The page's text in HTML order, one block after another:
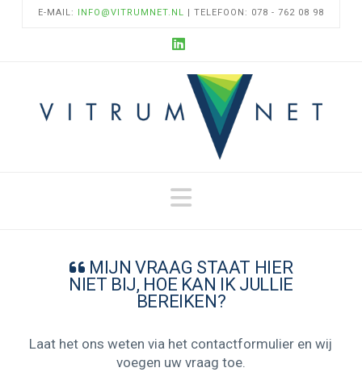
E-MAIL: INFO@VITRUMNET.NL | TELEFOON: 078 - 762 08 98
Navigation
MIJN VRAAG STAAT HIER
NIET BIJ, HOE KAN IK JULLIE
BEREIKEN?
Laat het ons weten via het contactformulier en wij
voegen uw vraag toe.